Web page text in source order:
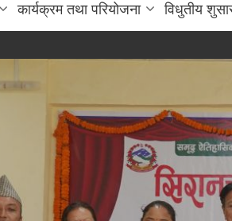
कार्यक्रम तथा परियोजना विधुतीय